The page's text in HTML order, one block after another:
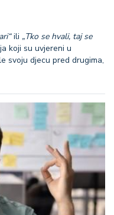
ili „Tko se hvali, taj se
koji su uvjereni u
svoju djecu pred drugima,